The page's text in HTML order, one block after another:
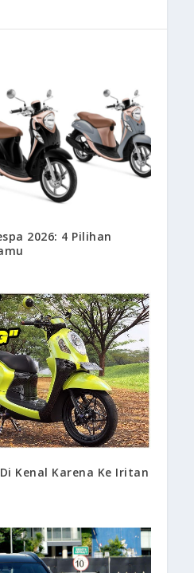
2026: 4 Pilihan
Kenal Karena Ke Iritan